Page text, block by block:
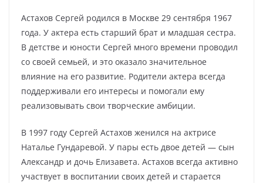
Астахов Сергей родился в Москве 29 сентября 1967
года. У актера есть старший брат и младшая сестра.
В детстве и юности Сергей много времени проводил
со своей семьей, и это оказало значительное
влияние на его развитие. Родители актера всегда
поддерживали его интересы и помогали ему
реализовывать свои творческие амбиции.
В 1997 году Сергей Астахов женился на актрисе
Наталье Гундаревой. У пары есть двое детей — сын
Александр и дочь Елизавета. Астахов всегда активно
участвует в воспитании своих детей и старается